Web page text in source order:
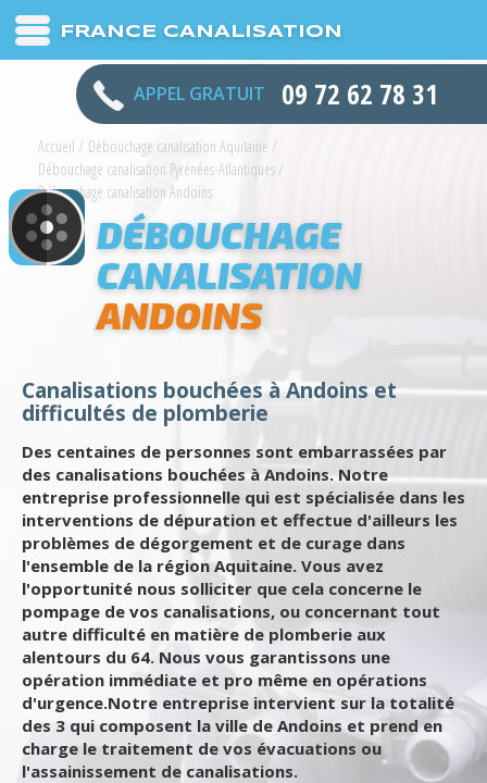
FRANCE CANALISATION
APPEL GRATUIT 09 72 62 78 31
Accueil / Débouchage canalisation Aquitaine /
Débouchage canalisation Pyrénées-Atlantiques/
Débouchage canalisation Andoins
DÉBOUCHAGE
CANALISATION
ANDOINS
Canalisations bouchées à Andoins et
difficultés de plomberie
Des centaines de personnes sont embarrassées par
des canalisations bouchées à Andoins. Notre
entreprise professionnelle qui est spécialisée dans les
interventions de dépuration et effectue d'ailleurs les
problèmes de dégorgement et de curage dans
l'ensemble de la région Aquitaine. Vous avez
l'opportunité nous solliciter que cela concerne le
pompage de vos canalisations, ou concernant tout
autre difficulté en matière de plomberie aux
alentours du 64. Nous vous garantissons une
opération immédiate et pro même en opérations
d'urgence.Notre entreprise intervient sur la totalité
des 3 qui composent la ville de Andoins et prend en
charge le traitement de vos évacuations ou
l'assainissement de canalisations.